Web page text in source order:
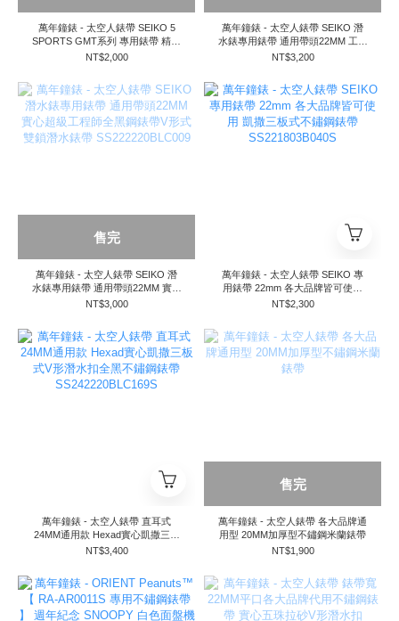
萬年鐘錶 - 太空人錶帶 SEIKO 5
SPORTS GMT系列 專用錶帶 精工
5號運動型5KX GMT 系列 SSK001
NT$2,000
萬年鐘錶 - 太空人錶帶 SEIKO 潛
水錶專用錶帶 通用帶頭22MM 工程
師二代全黑鋼錶帶
NT$3,200
售完
萬年鐘錶 - 太空人錶帶 SEIKO 潛
水錶專用錶帶 通用帶頭22MM 實心
超級工程師全黑鋼錶帶V形式雙鎖
NT$3,000
萬年鐘錶 - 太空人錶帶 SEIKO 專
用錶帶 22mm 各大品牌皆可使用
凱撒三板式不鏽鋼錶帶
NT$2,300
萬年鐘錶 - 太空人錶帶 直耳式
24MM通用款 Hexad實心凱撒三板
式V形潛水扣全黑不鏽鋼錶帶
NT$3,400
售完
萬年鐘錶 - 太空人錶帶 各大品牌通
用型 20MM加厚型不鏽鋼米蘭錶帶
NT$1,900